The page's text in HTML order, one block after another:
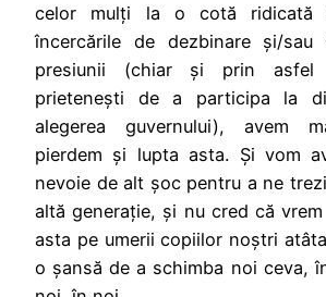
celor mulți la o cotă ridicată
încercările de dezbinare și/sau
presiunii (chiar și prin asfel
prietenești de a participa la
alegerea guvernului), avem
pierdem și lupta asta. Și vom
nevoie de alt șoc pentru a ne
altă generație, și nu cred că
asta pe umerii copiilor noștri
o șansă de a schimba noi ceva,